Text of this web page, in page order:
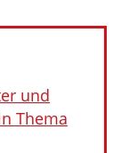
und
Thema